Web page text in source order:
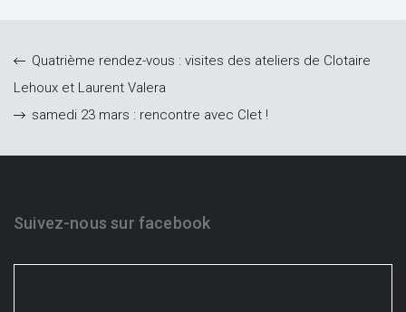
Quatrième rendez-vous : visites des ateliers de Clotaire
Lehoux et Laurent Valera
samedi 23 mars : rencontre avec Clet !
Suivez-nous sur facebook